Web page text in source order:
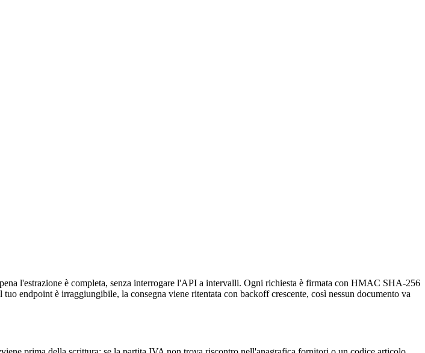
l'estrazione è completa, senza interrogare l'API a intervalli. Ogni richiesta è firmata con HMAC SHA-256
endpoint è irraggiungibile, la consegna viene ritentata con backoff crescente, così nessun documento va